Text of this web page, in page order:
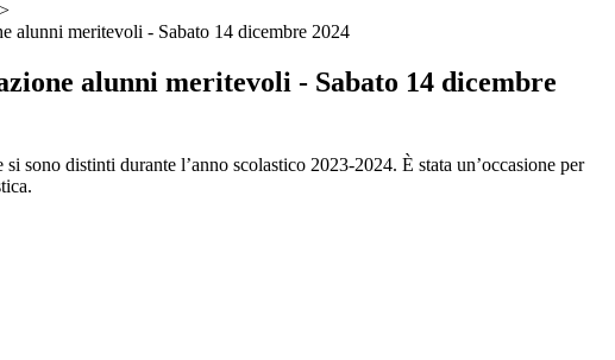
>
alunni meritevoli - Sabato 14 dicembre 2024
alunni meritevoli - Sabato 14 dicembre
sono distinti durante l’anno scolastico 2023-2024. È stata un’occasione per